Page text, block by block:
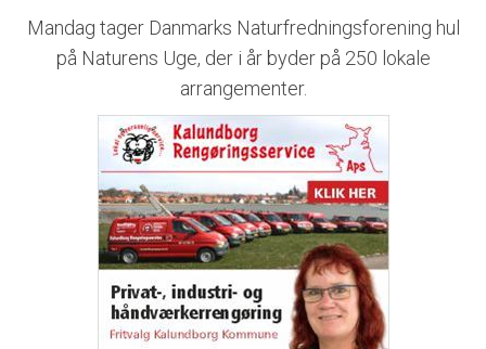
Mandag tager Danmarks Naturfredningsforening hul
på Naturens Uge, der i år byder på 250 lokale
arrangementer.